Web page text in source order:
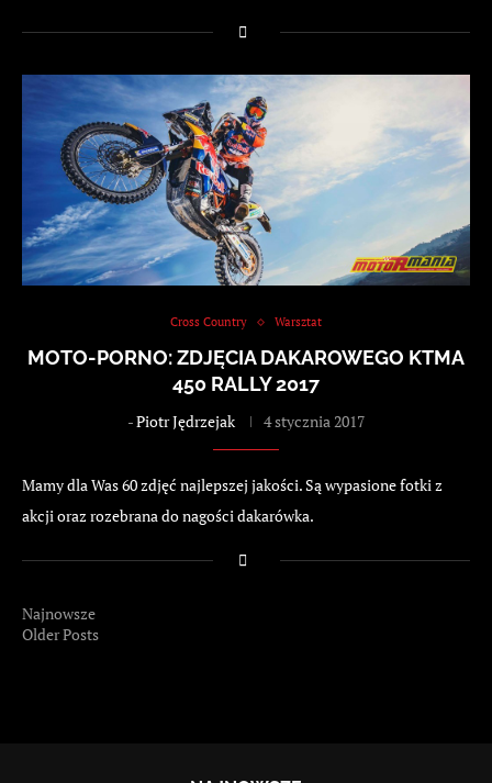
Cross Country Warsztat
MOTO-PORNO: ZDJĘCIA DAKAROWEGO KTMA
450 RALLY 2017
-Piotr Jędrzejak 4 stycznia 2017
Mamy dla Was 60 zdjęć najlepszej jakości. Są wypasione fotki z
akcji oraz rozebrana do nagości dakarówka.
Najnowsze
Older Posts